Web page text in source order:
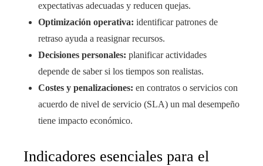
expectativas adecuadas y reducen quejas.
Optimización operativa: identificar patrones de
retraso ayuda a reasignar recursos.
Decisiones personales: planificar actividades
depende de saber si los tiempos son realistas.
Costes y penalizaciones: en contratos o servicios con
acuerdo de nivel de servicio (SLA) un mal desempeño
tiene impacto económico.
Indicadores esenciales para el